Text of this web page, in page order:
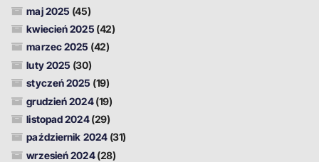
maj 2025 (45)
kwiecień 2025 (42)
marzec 2025 (42)
luty 2025 (30)
styczeń 2025 (19)
grudzień 2024(19)
listopad 2024(29)
październik 2024(31)
wrzesień 2024(28)